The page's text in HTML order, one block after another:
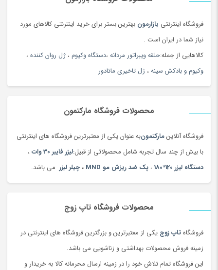
فروشگاه اینترنتی بازارمون بهترین بستر برای خرید اینترنتی کالاهای مورد
نیاز شما در ایران است .
کالاهایی از جمله:حلقه ویبراتور مردانه ،دستگاه وکیوم ، ژل روان کننده ،
وکیوم و بادکش سینه ، ژل تاخیری ماتادور
محصولات فروشگاه مارکتمون
فروشگاه آنلاینمارکتمونبه عنوان یکی از معتبرترین فروشگاه های اینترنتی
با بیش از چند سال تجربه شامل محصولاتی از قبیل:لیزر فایبر 30 وات
،
دستگاه لیزر 120*180
، پک ضد ریزش مو MND ، چیلر لیزر می باشد.
محصولات فروشگاه تاپ زوج
فروشگاهتاپ زوج یکی از معتبرترین و بزرگترین فروشگاه های اینترنتی در
زمینه فروش محصولات بهداشتی و زناشویی می باشد.
این فروشگاه تمام تلاش خود را در زمینه ارسال محرمانه کالا به خریدار و